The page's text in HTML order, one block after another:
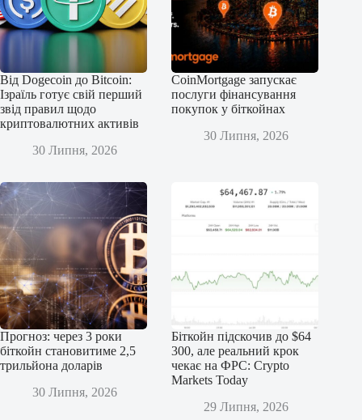
Від Dogecoin до Bitcoin:
Ізраїль готує свій перший
звід правил щодо
криптовалютних активів
30 Липня, 2026
CoinMortgage запускає
послуги фінансування
покупок у біткойнах
30 Липня, 2026
Прогноз: через 3 роки
біткойн становитиме 2,5
трильйона доларів
30 Липня, 2026
Біткойн підскочив до $64
300, але реальний крок
чекає на ФРС: Crypto
Markets Today
29 Липня, 2026